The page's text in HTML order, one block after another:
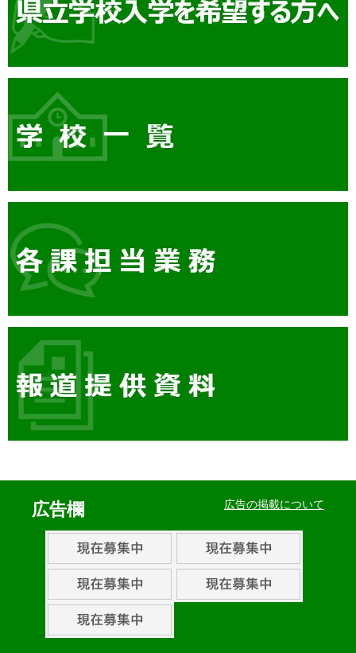
広告欄 広告の掲載について